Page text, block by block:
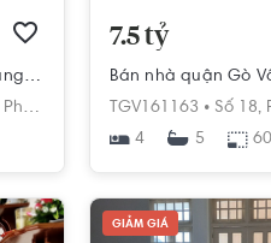
Nhà phố Đường Quang Trung 5 tầng diện tích 38m² hướng tây bắc pháp lý sổ hồng
Phường 8, Gò Vấp,
Hồ Chí Minh
7.5 tỷ
TGV161163 • Số 18,
4
5
GIẢM GIÁ